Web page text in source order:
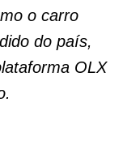
o carro
do país,
OLX